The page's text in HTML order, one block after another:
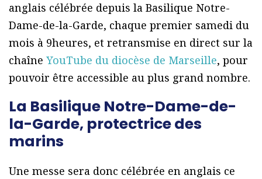
anglais célébrée depuis la Basilique Notre-
Dame-de-la-Garde, chaque premier samedi du
mois à 9heures, et retransmise en direct sur la
chaîne YouTube du diocèse de Marseille, pour
pouvoir être accessible au plus grand nombre.
La Basilique Notre-Dame-de-
la-Garde, protectrice des
marins
Une messe sera donc célébrée en anglais ce